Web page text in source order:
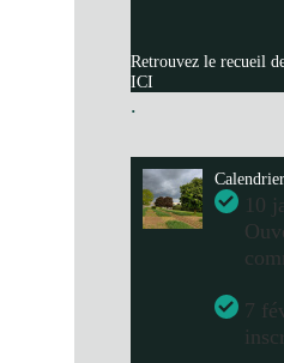
Retrouvez le recueil
ICI
.
Calendrier
10
7